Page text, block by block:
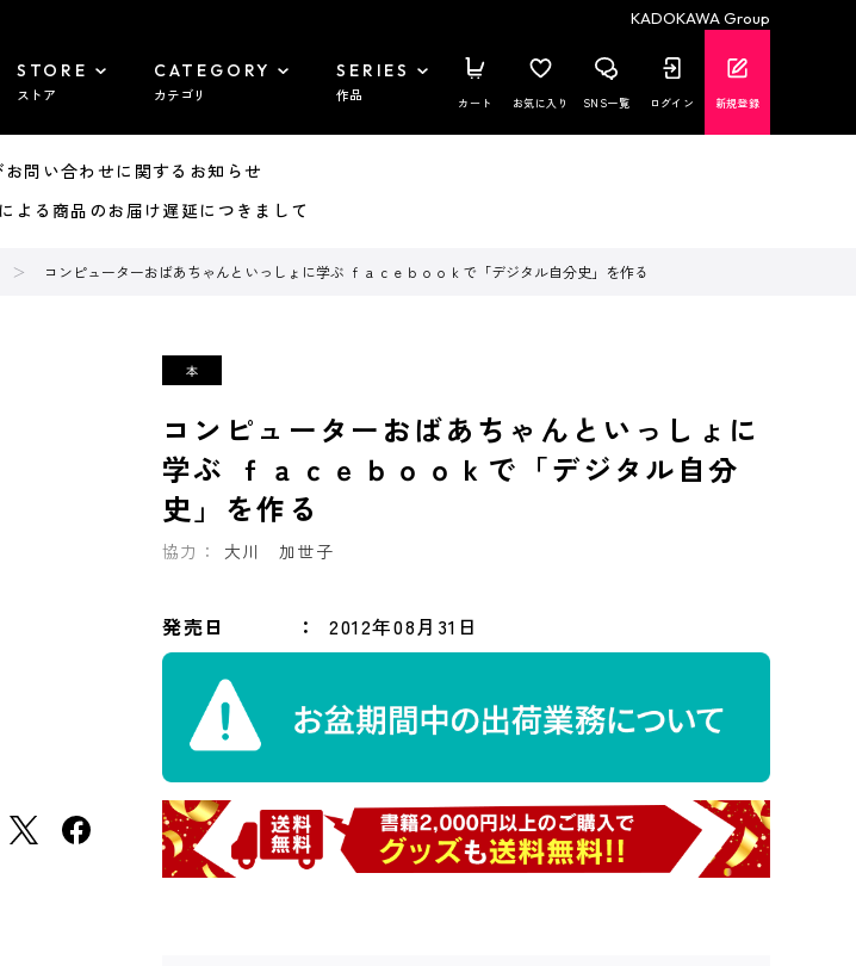
KADOKAWA Group
STORE
ストア
CATEGORY
カテゴリ
SERIES
作品 カート お気に入り SNS一覧 ログイン 新規登録
問い合わせに関するお知らせ
る商品のお届け遅延につきまして
コンピューターおばあちゃんといっしょに学ぶ ｆａｃｅｂｏｏｋで「デジタル自分史」を作る
コンピューターおばあちゃんといっしょに
学ぶ ｆａｃｅｂｏｏｋで「デジタル自分
史」を作る
協力： 大川 加世子
発売日 2012年08月31日